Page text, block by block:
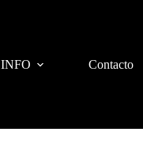
INFO Contacto